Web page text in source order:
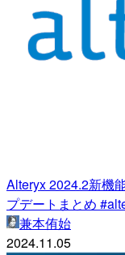
Alteryx 2024.2新機
プデートまとめ
兼本侑始
2024.11.05